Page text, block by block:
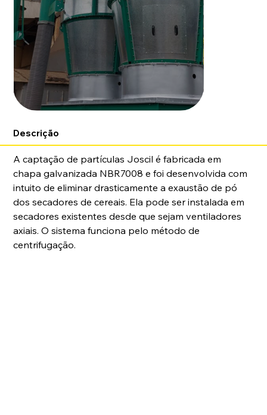
Descrição
A captação de partículas Joscil é fabricada em
chapa galvanizada NBR7008 e foi desenvolvida com
intuito de eliminar drasticamente a exaustão de pó
dos secadores de cereais. Ela pode ser instalada em
secadores existentes desde que sejam ventiladores
axiais. O sistema funciona pelo método de
centrifugação.